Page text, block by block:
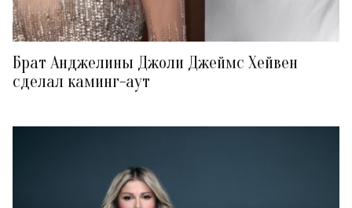
Брат Анджелины Джоли Джеймс Хейвен
сделал каминг-аут